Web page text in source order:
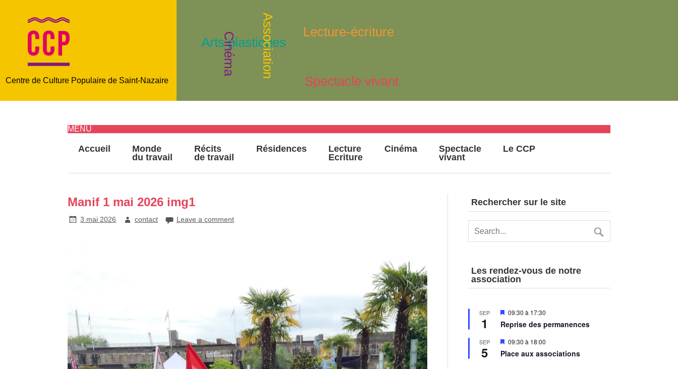
Centre de Culture Populaire de Saint-Nazaire Spectacle vivant
Lecture-écriture
Arts plastiques
Cinéma Association
MENU
Accueil
Monde
du travail
Récits
de travail
Résidences
Lecture
Ecriture
Cinéma
Spectacle
vivant
Le CCP
Manif 1 mai 2026 img1
3 mai 2026 contact Leave a comment
Rechercher sur le site
Les rendez-vous de notre
association
SEP
1
Mis
avant
09:30 à 17:30
Reprise des permanences
SEP
5
Mis
avant
09:30 à 18:00
Place aux associations